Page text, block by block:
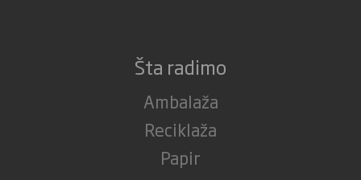
Šta radimo
Ambalaža
Reciklaža
Papir